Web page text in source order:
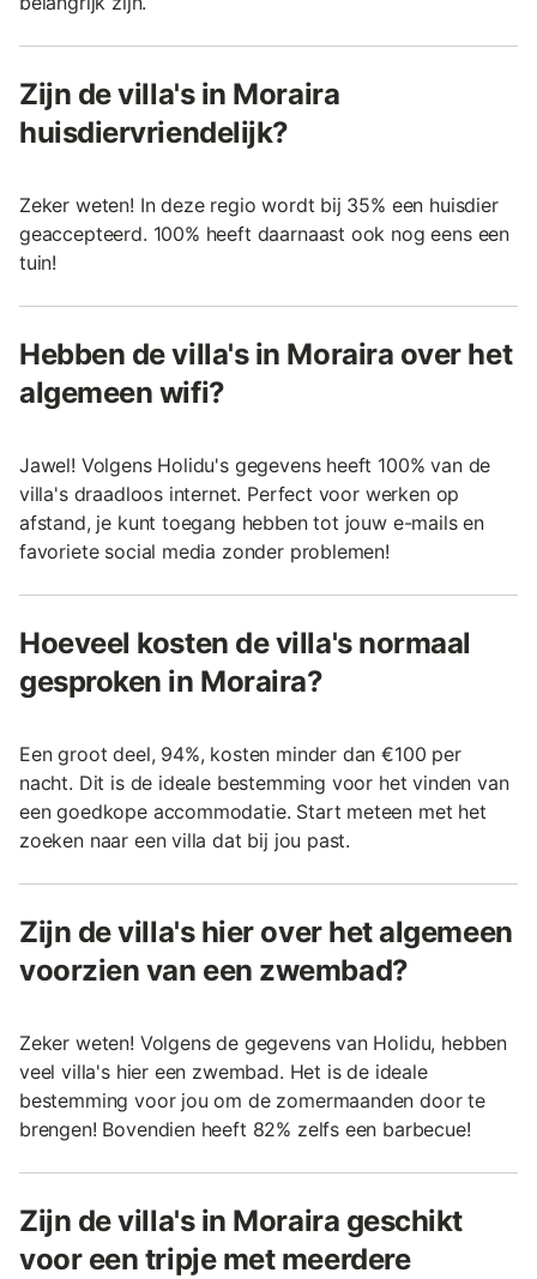
Zijn de villa's in Moraira
huisdiervriendelijk?
Zeker weten! In deze regio wordt bij 35% een huisdier
geaccepteerd. 100% heeft daarnaast ook nog eens een
tuin!
Hebben de villa's in Moraira over het
algemeen wifi?
Jawel! Volgens Holidu's gegevens heeft 100% van de
villa's draadloos internet. Perfect voor werken op
afstand, je kunt toegang hebben tot jouw e-mails en
favoriete social media zonder problemen!
Hoeveel kosten de villa's normaal
gesproken in Moraira?
Een groot deel, 94%, kosten minder dan €100 per
nacht. Dit is de ideale bestemming voor het vinden van
een goedkope accommodatie. Start meteen met het
zoeken naar een villa dat bij jou past.
Zijn de villa's hier over het algemeen
voorzien van een zwembad?
Zeker weten! Volgens de gegevens van Holidu, hebben
veel villa's hier een zwembad. Het is de ideale
bestemming voor jou om de zomermaanden door te
brengen! Bovendien heeft 82% zelfs een barbecue!
Zijn de villa's in Moraira geschikt
voor een tripje met meerdere